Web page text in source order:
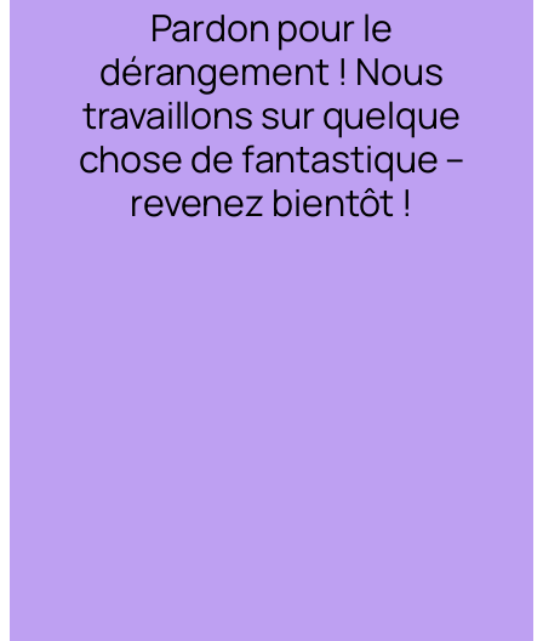
Pardon pour le
dérangement ! Nous
travaillons sur quelque
chose de fantastique –
revenez bientôt !